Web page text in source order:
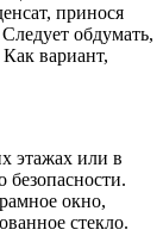
принося
обдумать,
вариант,
этажах или в
безопасности.
окно,
стекло.